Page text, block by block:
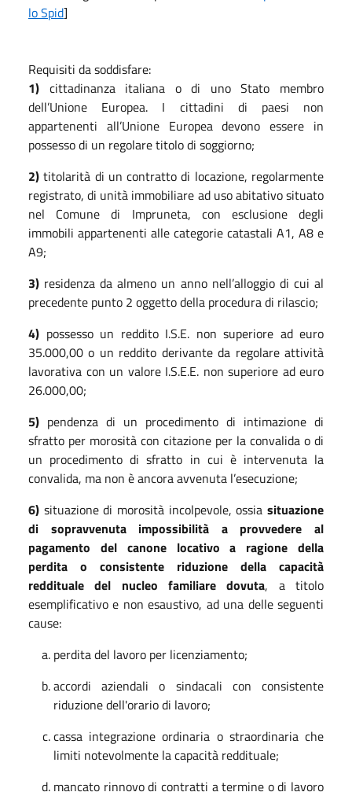
lo Spid]
Requisiti da soddisfare:
1) cittadinanza italiana o di uno Stato membro
dell’Unione Europea. I cittadini di paesi non
appartenenti all’Unione Europea devono essere in
possesso di un regolare titolo di soggiorno;
2) titolarità di un contratto di locazione, regolarmente
registrato, di unità immobiliare ad uso abitativo situato
nel Comune di Impruneta, con esclusione degli
immobili appartenenti alle categorie catastali A1, A8 e
A9;
3) residenza da almeno un anno nell’alloggio di cui al
precedente punto 2 oggetto della procedura di rilascio;
4) possesso un reddito I.S.E. non superiore ad euro
35.000,00 o un reddito derivante da regolare attività
lavorativa con un valore I.S.E.E. non superiore ad euro
26.000,00;
5) pendenza di un procedimento di intimazione di
sfratto per morosità con citazione per la convalida o di
un procedimento di sfratto in cui è intervenuta la
convalida, ma non è ancora avvenuta l’esecuzione;
6) situazione di morosità incolpevole, ossiasituazione
di sopravvenuta impossibilità a provvedere al
pagamento del canone locativo a ragione della
perdita o consistente riduzione della capacità
reddituale del nucleo familiare dovuta, a titolo
esemplificativo e non esaustivo, ad una delle seguenti
cause:
perdita del lavoro per licenziamento;
accordi aziendali o sindacali con consistente
riduzione dell'orario di lavoro;
cassa integrazione ordinaria o straordinaria che
limiti notevolmente la capacità reddituale;
mancato rinnovo di contratti a termine o di lavoro